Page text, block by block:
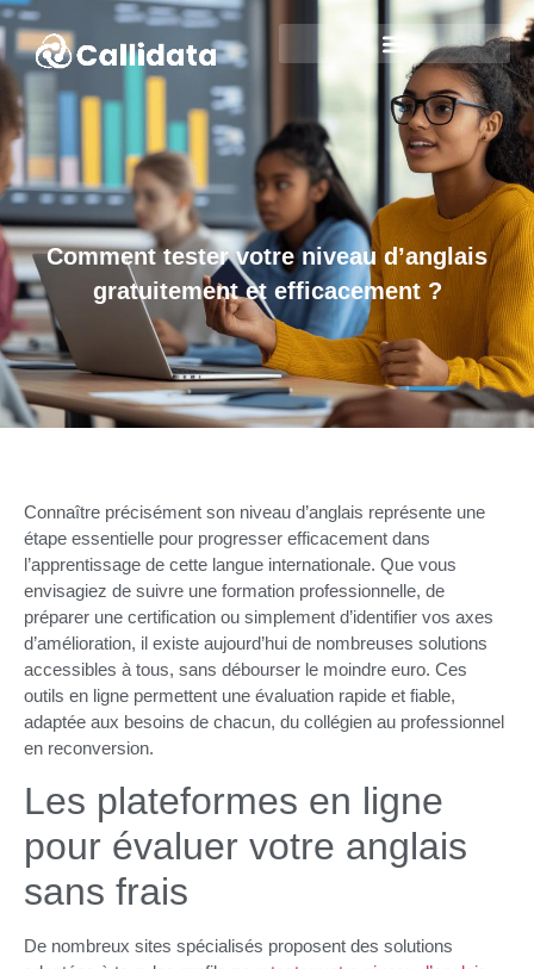
Comment tester votre niveau d’anglais
gratuitement et efficacement ?
Connaître précisément son niveau d’anglais représente une
étape essentielle pour progresser efficacement dans
l’apprentissage de cette langue internationale. Que vous
envisagiez de suivre une formation professionnelle, de
préparer une certification ou simplement d’identifier vos axes
d’amélioration, il existe aujourd’hui de nombreuses solutions
accessibles à tous, sans débourser le moindre euro. Ces
outils en ligne permettent une évaluation rapide et fiable,
adaptée aux besoins de chacun, du collégien au professionnel
en reconversion.
Les plateformes en ligne
pour évaluer votre anglais
sans frais
De nombreux sites spécialisés proposent des solutions